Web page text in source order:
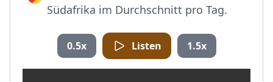
Südafrika im Durchschnitt pro Tag.
0.5x Listen 1.5x